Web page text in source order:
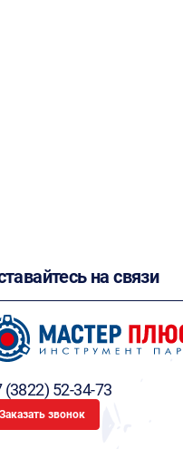
на связи
(3822) 52-34-73
Заказать звонок